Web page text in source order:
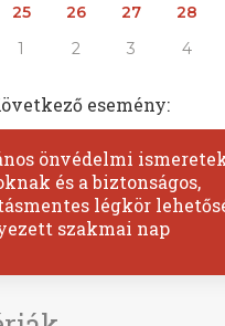
25 26 27 28
1 2 3 4
esemény:
önvédelmi
és a biztonságos,
légkör
szakmai nap